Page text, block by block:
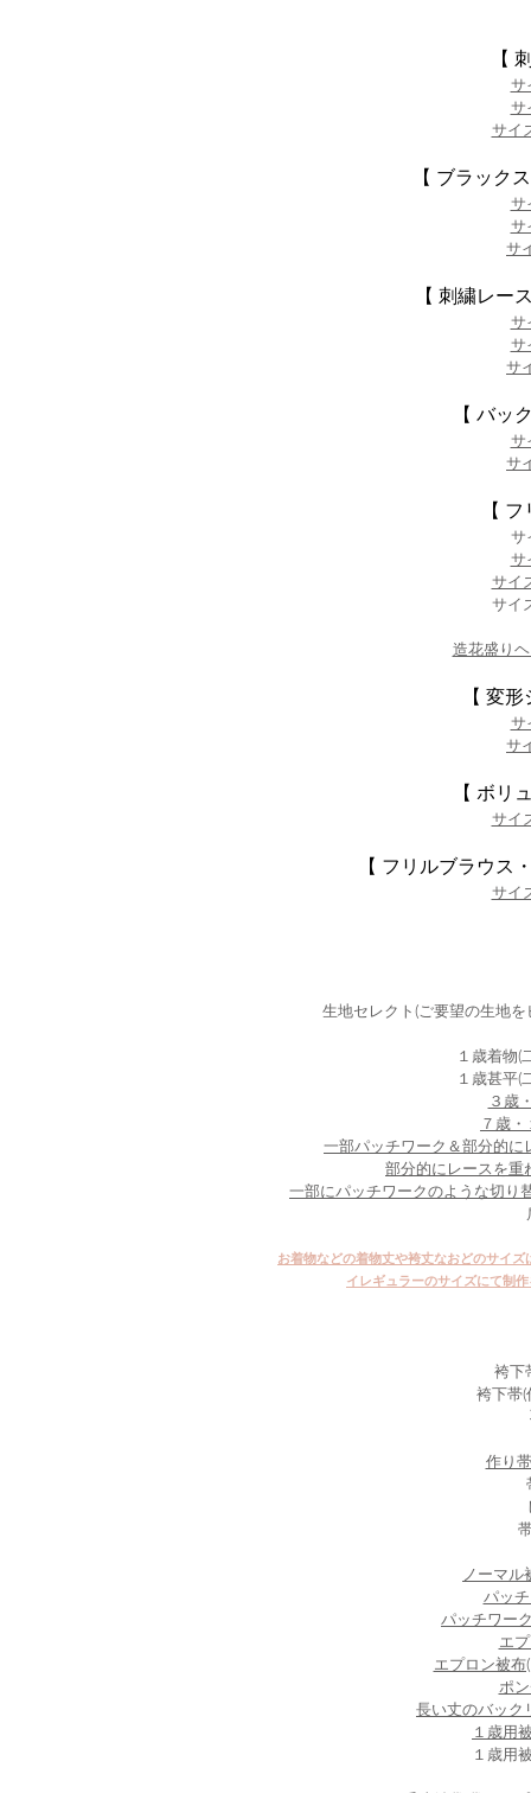
【
サ
サ
サイ
【 ブラック
サ
サ
サ
【 刺繍レ
サ
サ
サ
【 バッ
サ
サ
【
サ
サ
サイ
サイ
造花盛り
【 変
サ
サ
【 ボリ
サイ
【 フリルブラウス
サイ
生地セレクト(ご要望の生地
１歳着物(
１歳甚平(
３歳
７歳
一部パッチワーク＆部分的
部分的にレースを重
一部にパッチワークのような切り
お着物などの着物丈や袴丈なおどのサイ
イレギュラーのサイズにて制
袴下
袴下帯(
作り
ノーマル
パッ
パッチワー
エ
エプロン被布
ポ
長い丈のバック
１歳用
１歳用